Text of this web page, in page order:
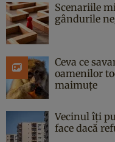
Scenariile
gândurile
Ceva ce
oamenilor
maimuțe
Vecinul îți
face dacă